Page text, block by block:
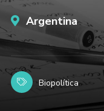
Argentina
Biopolítica